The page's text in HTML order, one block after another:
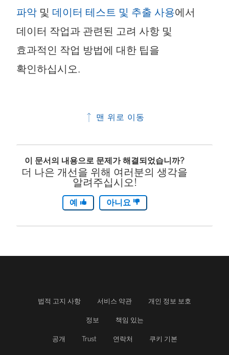
파악 및 데이터 테스트 및 추출 사용에서
데이터 작업과 관련된 고려 사항 및
효과적인 작업 방법에 대한 팁을
확인하십시오.
맨 위로 이동
이 문서의 내용으로 문제가 해결되었습니까?
더 나은 개선을 위해 여러분의 생각을
알려주십시오!
예 아니요
법적 고지 사항 서비스 약관 개인 정보 보호
정보 책임 있는
공개 Trust 연락처 쿠키 기본